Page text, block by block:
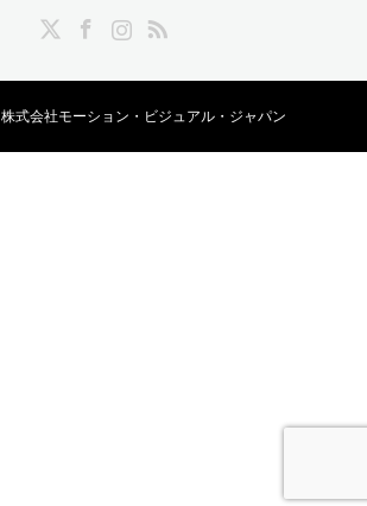
RSS
株式会社モーション・ビジュアル・ジャパン